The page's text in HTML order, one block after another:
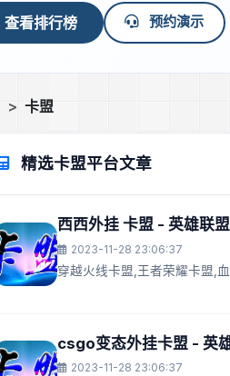
查看排行榜 预约演示
卡盟
精选卡盟平台文章
西西外挂 卡盟 - 英雄联
2023-11-28 23:06:37
穿越火线卡盟,王者荣耀卡盟,
csgo变态外挂卡盟 - 英
2023-11-28 23:06:37